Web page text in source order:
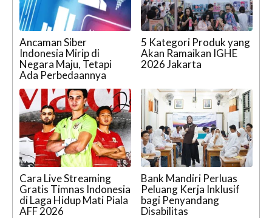
Ancaman Siber
Indonesia Mirip di
Negara Maju, Tetapi
Ada Perbedaannya
5 Kategori Produk yang
Akan Ramaikan IGHE
2026 Jakarta
Cara Live Streaming
Gratis Timnas Indonesia
di Laga Hidup Mati Piala
AFF 2026
Bank Mandiri Perluas
Peluang Kerja Inklusif
bagi Penyandang
Disabilitas